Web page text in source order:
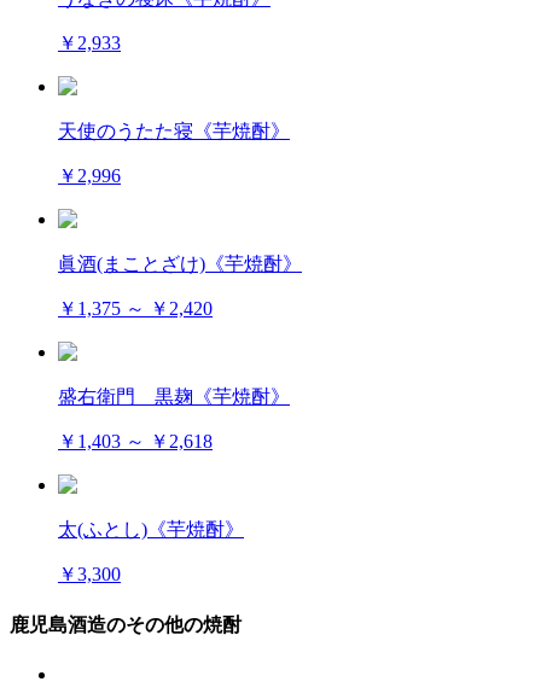
￥2,933
天使のうたた寝《芋焼酎》
￥2,996
眞酒(まことざけ)《芋焼酎》
￥1,375 ～ ￥2,420
盛右衛門 黒麹《芋焼酎》
￥1,403 ～ ￥2,618
太(ふとし)《芋焼酎》
￥3,300
鹿児島酒造のその他の焼酎